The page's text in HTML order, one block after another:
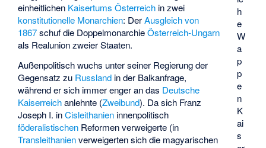
h
e
W
a
p
p
e
n
K
ai
s
einheitlichen Kaisertums Österreich in zwei
konstitutionelle Monarchien: DerAusgleich von
1867schuf die DoppelmonarchieÖsterreich-Ungarn
als Realunion zweier Staaten.
Außenpolitisch wuchs unter seiner Regierung der
Gegensatz zu Russland in der Balkanfrage,
während er sich immer enger an das Deutsche
Kaiserreichanlehnte (Zweibund). Da sich Franz
Joseph I. inCisleithanien innenpolitisch
föderalistischen Reformen verweigerte (in
Transleithanienverweigerten sich die magyarischen